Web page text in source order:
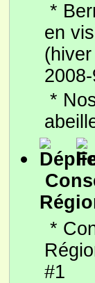
*
en
(hiver
*
*
#1